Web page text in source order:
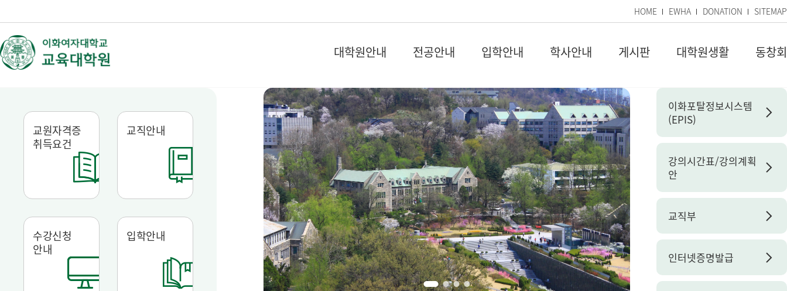
HOME EWHA DONATION SITEMAP
대학원안내 전공안내 입학안내 학사안내 게시판 대학원생활 동창회
교원자격증
취득요건
교직안내
수강신청
안내
입학안내
이화포탈정보시스템
(EPIS)
강의시간표/강의계획
안
교직부
인터넷증명발급